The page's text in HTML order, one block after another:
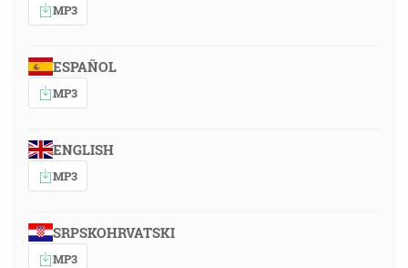
MP3
ESPAÑOL
MP3
ENGLISH
MP3
SRPSKOHRVATSKI
MP3